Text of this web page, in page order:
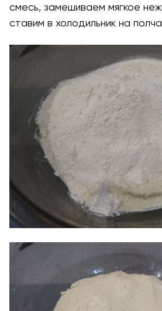
смесь, замешиваем мягкое
ставим в холодильник на